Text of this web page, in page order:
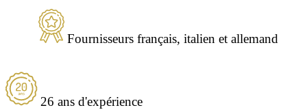
Fournisseurs français, italien et allemand
26 ans d'expérience